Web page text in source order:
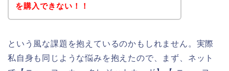
を購入できない！！
という風な課題を抱えているのかもしれません。実際
私自身も同じような悩みを抱えたので、まず、ネット